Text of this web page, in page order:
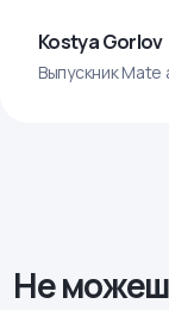
Kostya Gorlov
Выпускник Mate
Не